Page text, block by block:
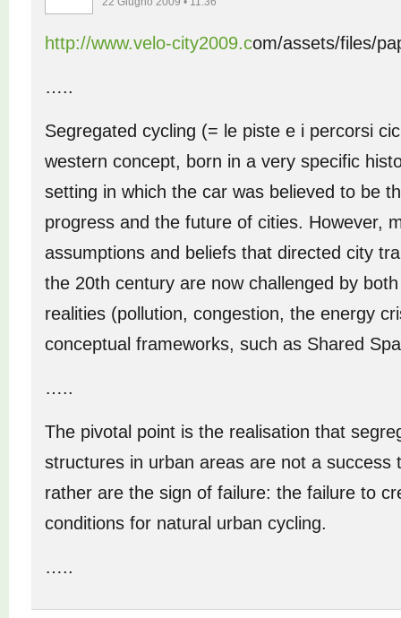
http://www.velo-city2009.com/assets/files/
…..
Segregated cycling (= le piste e i percorsi
western concept, born in a very specific
setting in which the car was believed to be
progress and the future of cities. However,
assumptions and beliefs that directed city
the 20th century are now challenged by
realities (pollution, congestion, the energy
conceptual frameworks, such as Shared
…..
The pivotal point is the realisation that
structures in urban areas are not a success
rather are the sign of failure: the failure to
conditions for natural urban cycling.
…..